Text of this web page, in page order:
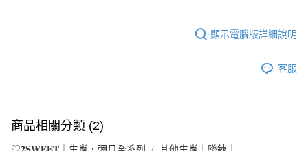
顯示電腦版詳細說明
客服
商品相關分類 (2)